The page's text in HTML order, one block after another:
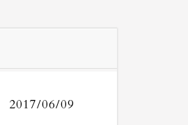
2017/06/09